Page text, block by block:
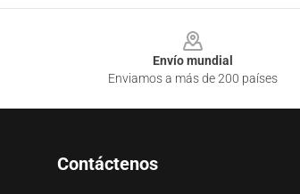
Envío mundial
Enviamos a más de 200 países
Contáctenos